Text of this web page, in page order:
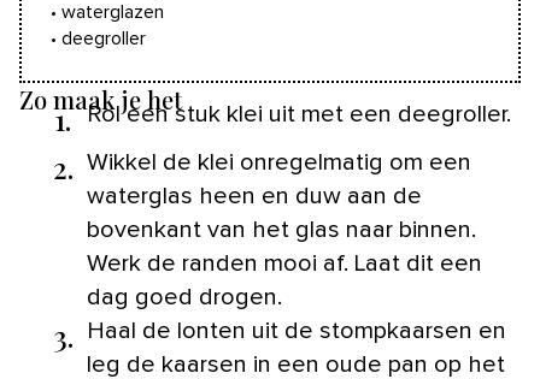
• waterglazen
• deegroller
Zo maak je het
1. Rol een stuk klei uit met een deegroller.
2. Wikkel de klei onregelmatig om een
waterglas heen en duw aan de
bovenkant van het glas naar binnen.
Werk de randen mooi af. Laat dit een
dag goed drogen.
3.
Haal de lonten uit de stompkaarsen en
leg de kaarsen in een oude pan op het